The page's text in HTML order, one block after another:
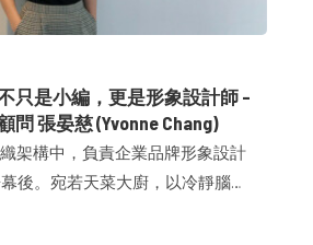
只是小編，更是形象設計師 –
問 張晏慈 (Yvonne Chang)
架構中，負責企業品牌形象設計
後。宛若天菜大廚，以冷靜腦袋
端出一道道論述好菜。在一點一